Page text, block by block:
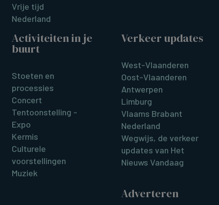
Vrije tijd
Nederland
Activiteiten in je
buurt
Stoeten en
processies
Concert
Tentoonstelling -
Expo
Kermis
Culturele
voorstellingen
Muziek
Verkeer updates
West-Vlaanderen
Oost-Vlaanderen
Antwerpen
Limburg
Vlaams Brabant
Nederland
Wegwijs, de verkeer
updates van Het
Nieuws Vandaag
Adverteren